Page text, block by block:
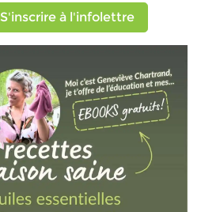
S'inscrire à l'infolettre